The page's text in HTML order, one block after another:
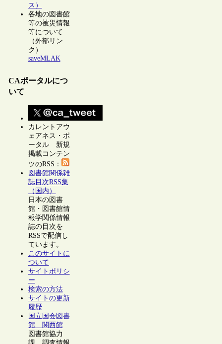
ス）
各地の図書館
等の被災情報
等について
（外部リン
ク）
saveMLAK
CAポータルにつ
いて
カレントアウ
ェアネス・ポ
ータル 新規
掲載コンテン
ツのRSS：
図書館関係雑
誌目次RSS集
（国内）
日本の図書
館・図書館情
報学関係情報
誌の目次を
RSSで配信し
ています。
このサイトに
ついて
サイトポリシ
ー
検索の方法
サイトの更新
履歴
国立国会図書
館 関西館
図書館協力